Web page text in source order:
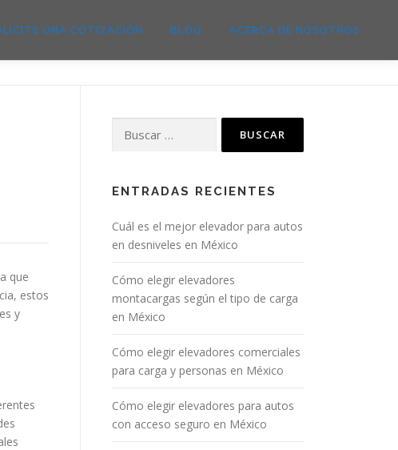
UNA COTIZACIÓN BLOG ACERCA DE NOSOTROS
que
estos
y
ENTRADAS RECIENTES
Cuál es el mejor elevador para autos
en desniveles en México
Cómo elegir elevadores
montacargas según el tipo de carga
en México
Cómo elegir elevadores comerciales
para carga y personas en México
Cómo elegir elevadores para autos
con acceso seguro en México